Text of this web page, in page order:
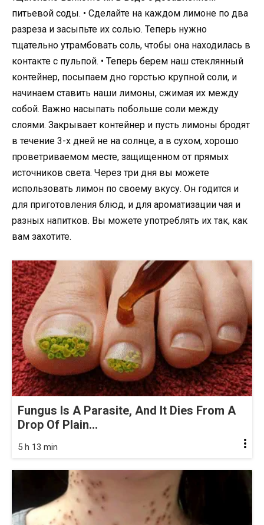
питьевой соды. • Сделайте на каждом лимоне по два
разреза и засыпьте их солью. Теперь нужно
тщательно утрамбовать соль, чтобы она находилась в
контакте с пульпой. • Теперь берем наш стеклянный
контейнер, посыпаем дно горстью крупной соли, и
начинаем ставить наши лимоны, сжимая их между
собой. Важно насыпать побольше соли между
слоями. Закрывает контейнер и пусть лимоны бродят
в течение 3-х дней не на солнце, а в сухом, хорошо
проветриваемом месте, защищенном от прямых
источников света. Через три дня вы можете
использовать лимон по своему вкусу. Он годится и
для приготовления блюд, и для ароматизации чая и
разных напитков. Вы можете употреблять их так, как
вам захотите.
Fungus Is A Parasite, And It Dies From A
Drop Of Plain...
5 h 13 min